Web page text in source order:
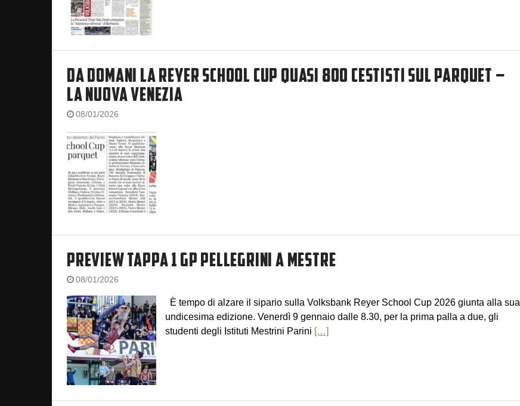
DA DOMANI LA REYER SCHOOL CUP QUASI 800 CESTISTI SUL PARQUET –
LA NUOVA VENEZIA
08/01/2026
PREVIEW TAPPA 1 GP PELLEGRINI A MESTRE
08/01/2026
È tempo di alzare il sipario sulla Volksbank Reyer School Cup 2026 giunta alla sua
undicesima edizione. Venerdì 9 gennaio dalle 8.30, per la prima palla a due, gli
studenti degli Istituti Mestrini Parini […]